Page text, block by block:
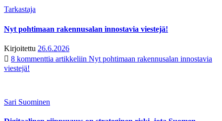
Tarkastaja
Nyt pohtimaan rakennusalan innostavia viestejä!
Kirjoitettu 26.6.2026
8 kommenttia artikkeliin Nyt pohtimaan rakennusalan innostavia
viestejä!
Sari Suominen